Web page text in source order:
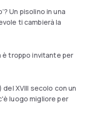
Un pisolino in una
ti cambierà la
è troppo invitante per
XVIII secolo con un
luogo migliore per